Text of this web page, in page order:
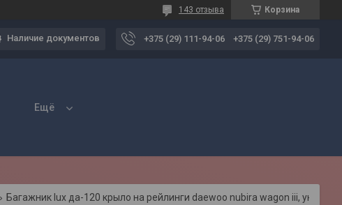
Корзина
143 отзыва
Наличие документов +375 (29) 111-94-06 +375 (29) 751-94-06
Ещё